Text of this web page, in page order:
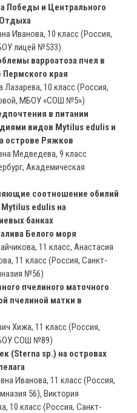
Победы и Центрального
Иванова, 10 класс (Россия,
лицей №533)
варроатоза пчел в
края
Лазарева, 10 класс (Россия,
МБОУ «СОШ №5»)
в питании
видов Mytilus edulis и
острове Ряжков
Медведева, 9 класс
Академическая
соотношение обилий
edulis на
банках
Белого моря
11 класс, Анастасия
11 класс (Россия, Санкт-
№56)
пчелиного маточного
пчелиной матки в
Хижа, 11 класс (Россия,
СОШ №89)
(Sterna sp.) на островах
Иванова, 11 класс (Россия,
56), Виктория
10 класс (Россия, Санкт-